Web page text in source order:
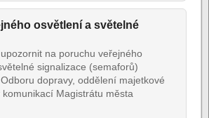
osvětlení a světelné
na poruchu veřejného
signalizace (semaforů)
dopravy, oddělení majetkové
Magistrátu města